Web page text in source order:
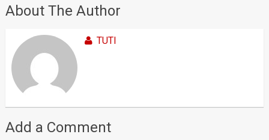
About The Author
TUTI
Add a Comment